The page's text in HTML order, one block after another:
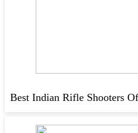
Best Indian Rifle Shooters